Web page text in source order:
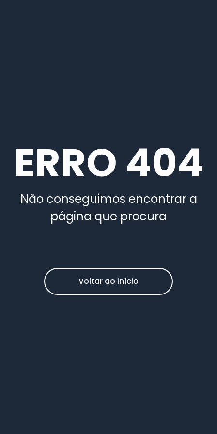
ERRO 404
Não conseguimos encontrar a
página que procura
Voltar ao início